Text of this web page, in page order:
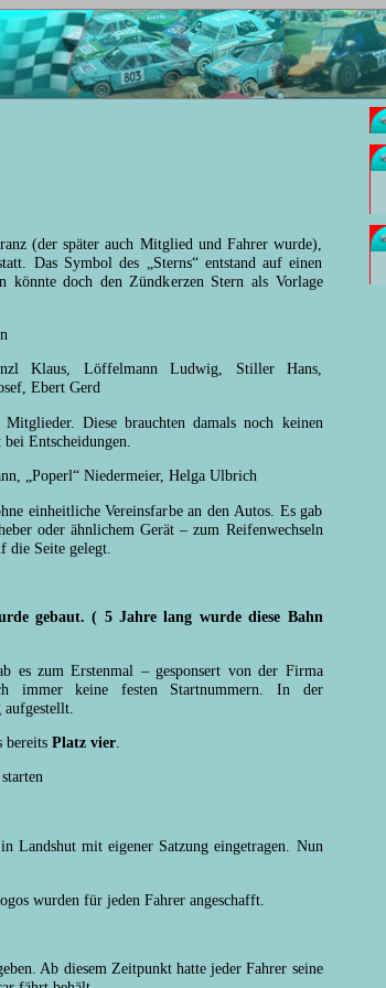
(der später auch Mitglied und Fahrer wurde),
Das Symbol des „Sterns“ entstand auf einen
doch den Zündkerzen Stern als Vorlage
Klaus, Löffelmann Ludwig, Stiller Hans,
Ebert Gerd
Diese brauchten damals noch keinen
Entscheidungen.
„Poperl“ Niedermeier, Helga Ulbrich
einheitliche Vereinsfarbe an den Autos. Es gab
oder ähnlichem Gerät – zum Reifenwechseln
die Seite gelegt.
gebaut. ( 5 Jahre lang wurde diese Bahn
es zum Erstenmal – gesponsert von der Firma
immer keine festen Startnummern. In der
bereits Platz vier.
Landshut mit eigener Satzung eingetragen. Nun
wurden für jeden Fahrer angeschafft.
Ab diesem Zeitpunkt hatte jeder Fahrer seine